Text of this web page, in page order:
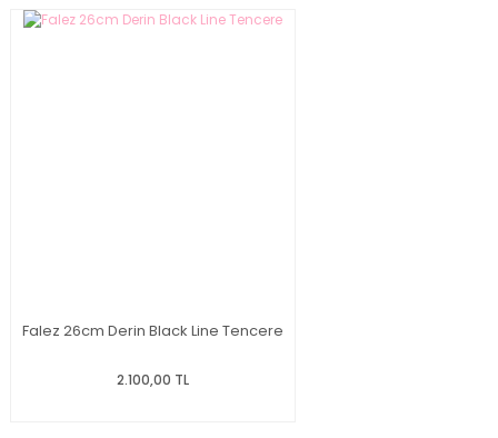
Falez 26cm Derin Black Line Tencere
2.100,00 TL